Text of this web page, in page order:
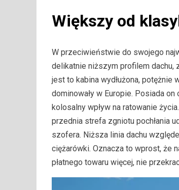
Większy od
W przeciwieństwie do swojego
delikatnie niższym profilem dachu,
jest to kabina wydłużona,
dominowały w Europie. Posiada
kolosalny wpływ na ratowanie
przednia strefa zgniotu pochłania
szofera. Niższa linia dachu
ciężarówki. Oznacza to wprost, że
płatnego towaru więcej, nie